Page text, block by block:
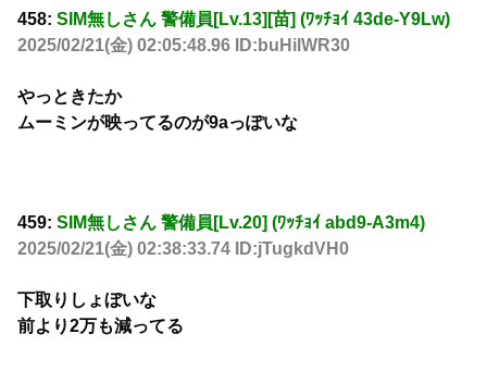
458: SIM無しさん 警備員[Lv.13][苗] (ﾜｯﾁｮｲ 43de-Y9Lw)
2025/02/21(金) 02:05:48.96 ID:buHilWR30
やっときたか
ムーミンが映ってるのが9aっぽいな
459: SIM無しさん 警備員[Lv.20] (ﾜｯﾁｮｲ abd9-A3m4)
2025/02/21(金) 02:38:33.74 ID:jTugkdVH0
下取りしょぼいな
前より2万も減ってる